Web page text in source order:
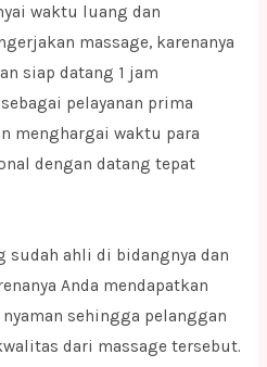
waktu luang dan
massage, karenanya
siap datang 1 jam
pelayanan prima
menghargai waktu para
dengan datang tepat
sudah ahli di bidangnya dan
Anda mendapatkan
sehingga pelanggan
dari massage tersebut.